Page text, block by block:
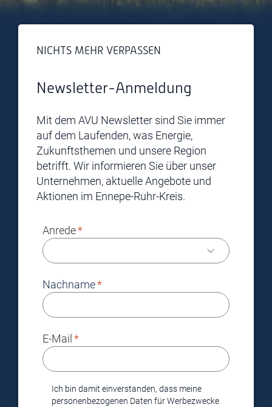
NICHTS MEHR VERPASSEN
Newsletter-Anmeldung
Mit dem AVU Newsletter sind Sie immer
auf dem Laufenden, was Energie,
Zukunftsthemen und unsere Region
betrifft. Wir informieren Sie über unser
Unternehmen, aktuelle Angebote und
Aktionen im Ennepe-Ruhr-Kreis.
Anrede
Nachname
E-Mail
Ich bin damit einverstanden, dass meine
personenbezogenen Daten für Werbezwecke